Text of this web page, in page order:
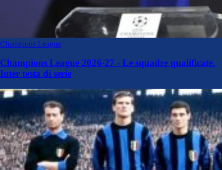
Champions League
Champions League 2026-27 - Le squadre qualificate.
Inter testa di serie